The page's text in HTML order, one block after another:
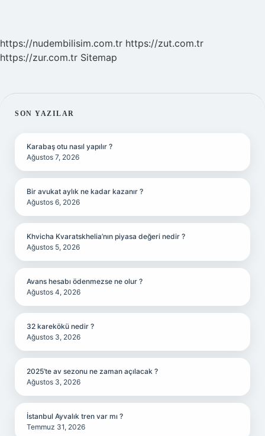
https://nudembilisim.com.tr https://zut.com.tr
https://zur.com.tr Sitemap
SIDEBAR
SON YAZILAR
Karabaş otu nasıl yapılır ?
Ağustos 7, 2026
Bir avukat aylık ne kadar kazanır ?
Ağustos 6, 2026
Khvicha Kvaratskhelia’nın piyasa değeri nedir ?
Ağustos 5, 2026
Avans hesabı ödenmezse ne olur ?
Ağustos 4, 2026
32 karekökü nedir ?
Ağustos 3, 2026
2025’te av sezonu ne zaman açılacak ?
Ağustos 3, 2026
İstanbul Ayvalık tren var mı ?
Temmuz 31, 2026